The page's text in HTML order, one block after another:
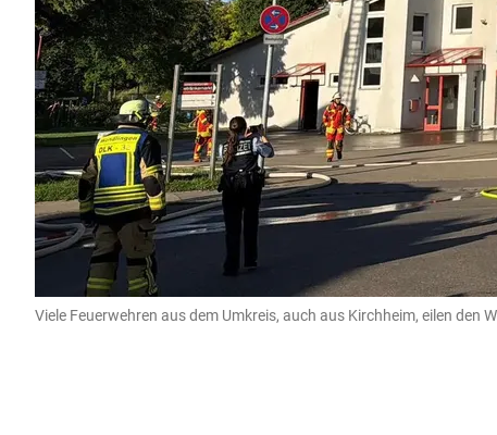
Viele Feuerwehren aus dem Umkreis, auch aus Kirchheim, eilen